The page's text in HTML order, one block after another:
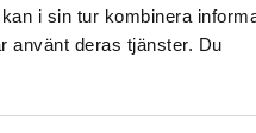
i sin tur kombinera
använt deras tjänster. Du